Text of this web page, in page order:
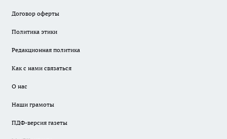
Договор оферты
Политика этики
Редакционная политика
Как с нами связаться
О нас
Наши грамоты
ПДФ-версия газеты